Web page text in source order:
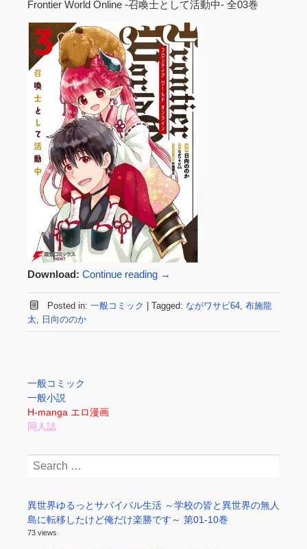
Frontier World Online ‐召喚士として活動中‐ 全03巻
Download: Continue reading →
Posted in: 一般コミック | Tagged: ながワサビ64, 布施龍
太
日向ののか
一般コミック
一般小説
H-manga エロ漫画
同人誌
Search
異世界ゆるっとサバイバル生活 ～学校の皆と異世界の無人
島に転移したけど俺だけ楽勝です～ 第01-10巻
73 views